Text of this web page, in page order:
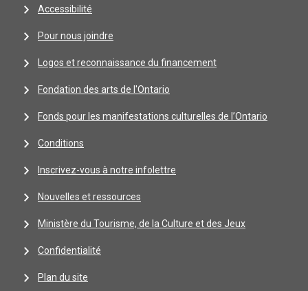
Accessibilité
Pour nous joindre
Logos et reconnaissance du financement
Fondation des arts de l'Ontario
Fonds pour les manifestations culturelles de l’Ontario
Conditions
Inscrivez-vous à notre infolettre
Nouvelles et ressources
Ministère du Tourisme, de la Culture et des Jeux
Confidentialité
Plan du site